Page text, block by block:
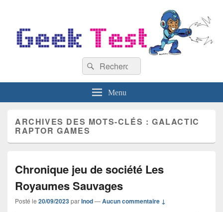
Recherche :
Rechercher
Menu
ARCHIVES DES MOTS-CLÉS :GALACTIC
RAPTOR GAMES
Chronique jeu de société Les
Royaumes Sauvages
Posté le 20/09/2023parInod—Aucun commentaire ↓